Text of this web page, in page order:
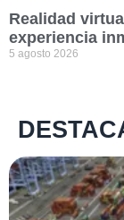
Realidad
experiencia
5 agosto 2026